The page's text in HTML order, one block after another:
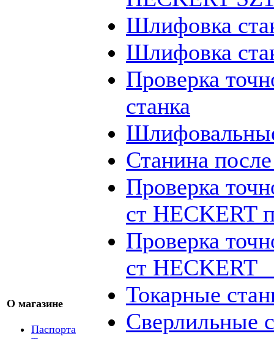
О магазине
Паспорта
Шлифовка
Шлифовка
Проверка
станка
Станина
Проверка
ст HECKERT
Проверка
ст HECKERT
Токарные
Сверлильные